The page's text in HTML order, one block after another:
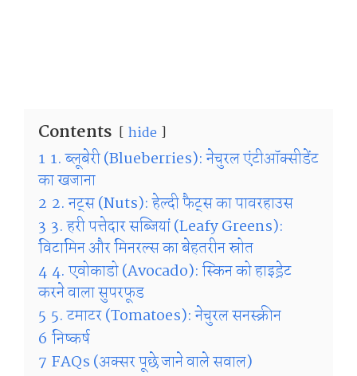
Contents hide
1 1. ब्लूबेरी (Blueberries): नेचुरल एंटीऑक्सीडेंट
का खजाना
2 2. नट्स (Nuts): हेल्दी फैट्स का पावरहाउस
3 3. हरी पत्तेदार सब्जियां (Leafy Greens):
विटामिन और मिनरल्स का बेहतरीन स्रोत
4 4. एवोकाडो (Avocado): स्किन को हाइड्रेट
करने वाला सुपरफूड
5 5. टमाटर (Tomatoes): नेचुरल सनस्क्रीन
6 निष्कर्ष
7 FAQs (अक्सर पूछे जाने वाले सवाल)